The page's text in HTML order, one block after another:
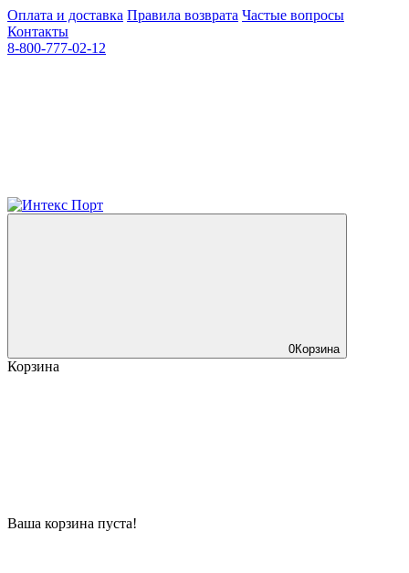
Оплата и доставка Правила возврата Частые вопросы
Контакты
8-800-777-02-12
0Корзина
Корзина
Ваша корзина пуста!